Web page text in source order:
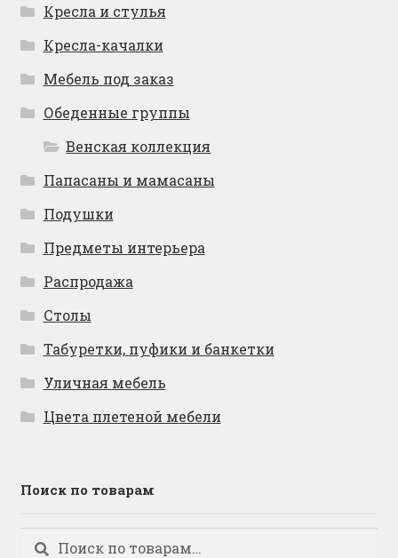
Кресла и стулья
Кресла-качалки
Мебель под заказ
Обеденные группы
Венская коллекция
Папасаны и мамасаны
Подушки
Предметы интерьера
Распродажа
Столы
Табуретки, пуфики и банкетки
Уличная мебель
Цвета плетеной мебели
Поиск по товарам
Искать:
Поиск